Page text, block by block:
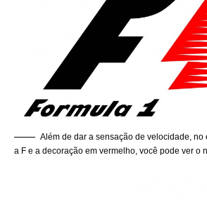
Além de dar a sensação de velocidade, no
a F e a decoração em vermelho, você pode ver o